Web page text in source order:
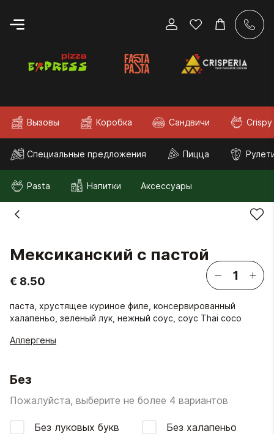
Вызовы Коробка Сандвичи
Специальные предложения Пицца
Pasta Напитки Аксессуары
Мексиканский с пастой
€ 8.50
пастa, хрустящее куриное филе, консервированный
халапеньо, зеленый лук, нежный соус, соус Thai coco
Аллергены
Без
Пожалуйста, выберите не более 4 вариантов
Без луковых букв Без халапеньо